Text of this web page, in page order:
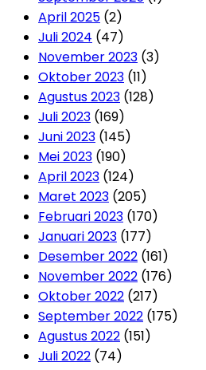
April 2025 (2)
Juli 2024 (47)
November 2023 (3)
Oktober 2023 (11)
Agustus 2023 (128)
Juli 2023 (169)
Juni 2023 (145)
Mei 2023 (190)
April 2023 (124)
Maret 2023 (205)
Februari 2023 (170)
Januari 2023 (177)
Desember 2022 (161)
November 2022 (176)
Oktober 2022 (217)
September 2022 (175)
Agustus 2022 (151)
Juli 2022 (74)